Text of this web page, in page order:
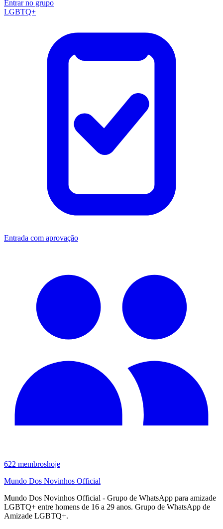
Entrar no grupo
LGBTQ+
Entrada com aprovação
622 membroshoje
Mundo Dos Novinhos Official
Mundo Dos Novinhos Official - Grupo de WhatsApp para amizade
LGBTQ+ entre homens de 16 a 29 anos. Grupo de WhatsApp de
Amizade LGBTQ+.